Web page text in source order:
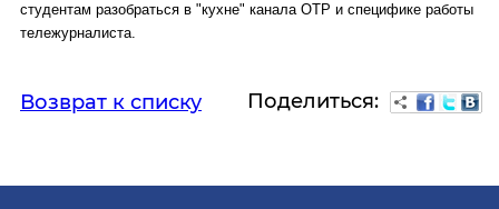
студентам разобраться в "кухне" канала ОТР и специфике работы
тележурналиста.
Возврат к списку Поделиться: